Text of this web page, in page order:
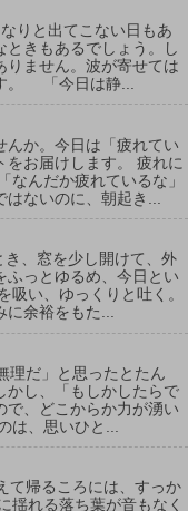
りと出てこない日もあ
ときもあるでしょう。し
りません。波が寄せては
。 「今日は静...
か。今日は「疲れてい
をお届けします。 疲れに
んだか疲れているな」
ないのに、朝起き...
、窓を少し開けて、外
ふっとゆるめ、今日とい
い、ゆっくりと吐く。
に余裕をもた...
だ」と思ったとたん
かし、「もしかしたらで
で、どこからか力が湧い
、思いひと...
帰るころには、すっか
揺れる落ち葉が音もなく